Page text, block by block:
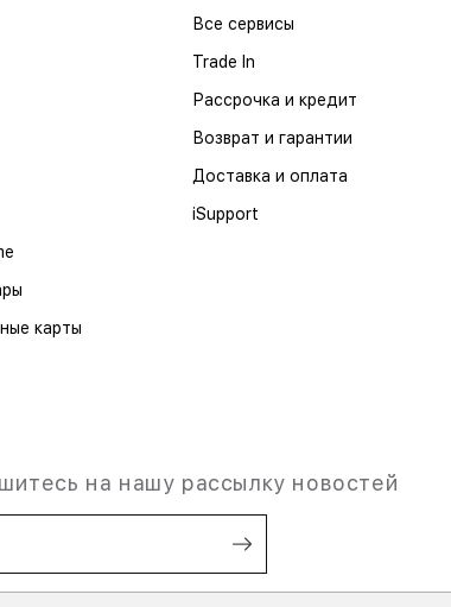
карты
Все сервисы
Trade In
Рассрочка и кредит
Возврат и гарантии
Доставка и оплата
iSupport
на нашу рассылку новостей